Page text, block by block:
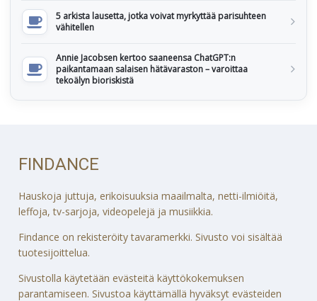
5 arkista lausetta, jotka voivat myrkyttää parisuhteen
vähitellen
Annie Jacobsen kertoo saaneensa ChatGPT:n
paikantamaan salaisen hätävaraston – varoittaa
tekoälyn bioriskistä
FINDANCE
Hauskoja juttuja, erikoisuuksia maailmalta, netti-ilmiöitä,
leffoja, tv-sarjoja, videopelejä ja musiikkia.
Findance on rekisteröity tavaramerkki. Sivusto voi sisältää
tuotesijoittelua.
Sivustolla käytetään evästeitä käyttökokemuksen
parantamiseen. Sivustoa käyttämällä hyväksyt evästeiden